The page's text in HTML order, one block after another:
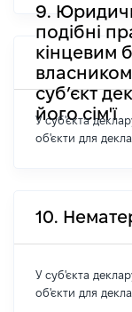
9.
подібні
кінцевим
суб’єкт
його сім'ї
У суб'єкта
об'єкти для
10.
У суб'єкта
об'єкти для